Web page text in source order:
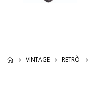
VINTAGE RETRÒ